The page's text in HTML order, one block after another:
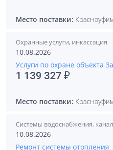
Место поставки:
Охранные услуги, инкассация
10.08.2026
Услуги по охране объекта
1 139 327 ₽
Место поставки:
Системы водоснабжения,
10.08.2026
Ремонт системы отопления